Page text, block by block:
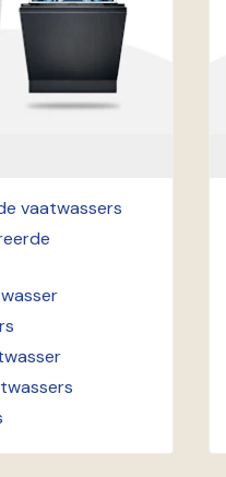
vaatwassers